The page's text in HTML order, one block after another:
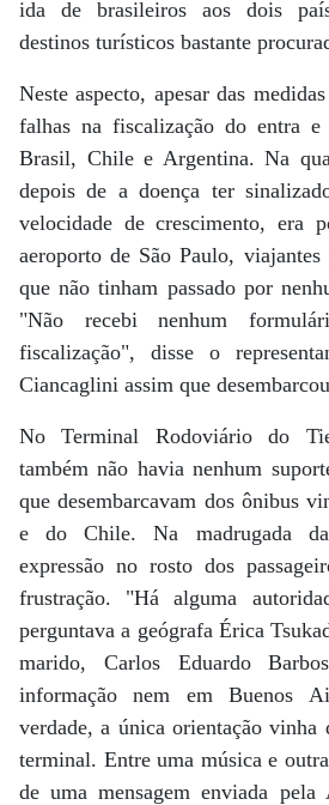
ida de brasileiros aos dois
destinos turísticos bastante
Neste aspecto, apesar das
falhas na fiscalização do entra e
Brasil, Chile e Argentina. Na
depois de a doença ter
velocidade de crescimento, era
aeroporto de São Paulo,
que não tinham passado por
"Não recebi nenhum
fiscalização", disse o
Ciancaglini assim que
No Terminal Rodoviário do
também não havia nenhum
que desembarcavam dos ônibus
e do Chile. Na madrugada
expressão no rosto dos
frustração. "Há alguma
perguntava a geógrafa Érica
marido, Carlos Eduardo
informação nem em Buenos
verdade, a única orientação vinha
terminal. Entre uma música e
de uma mensagem enviada